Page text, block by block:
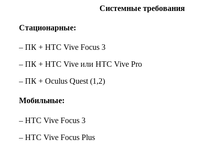
Системные требования
Стационарные:
– ПК + HTC Vive Focus 3
– ПК + HTC Vive или HTC Vive Pro
– ПК + Oculus Quest (1,2)
Мобильные:
– HTC Vive Focus 3
– HTC Vive Focus Plus